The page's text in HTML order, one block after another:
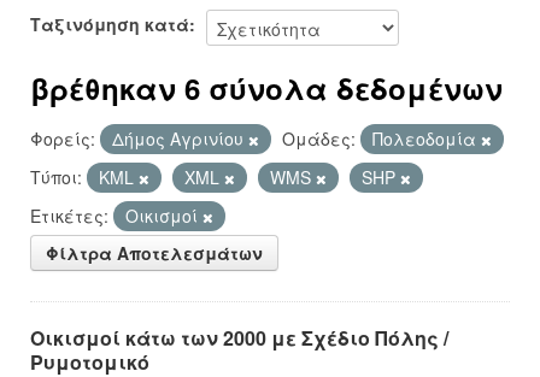
Ταξινόμηση κατά
βρέθηκαν 6 σύνολα δεδομένων
Φορείς: Δήμος Αγρινίου Ομάδες:
Πολεοδομία
Τύποι:
KML XML WMS
SHP
Ετικέτες:
Οικισμοί
Φίλτρα Αποτελεσμάτων
Οικισμοί κάτω των 2000 με Σχέδιο Πόλης /
Ρυμοτομικό